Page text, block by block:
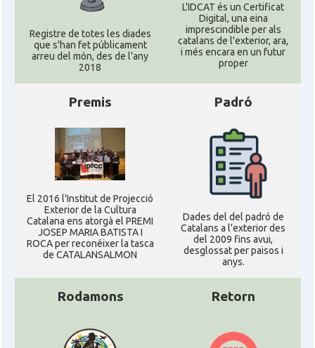
Registre de totes les diades
que s'han fet públicament
arreu del món, des de l'any
2018
L'IDCAT és un Certificat
Digital, una eina
imprescindible per als
catalans de l'exterior, ara,
i més encara en un futur
proper
Premis
El 2016 l'Institut de Projecció
Exterior de la Cultura
Catalana ens atorgà el PREMI
JOSEP MARIA BATISTA I
ROCA per reconéixer la tasca
de CATALANSALMON
Padró
Dades del del padró de
Catalans a l'exterior des
del 2009 fins avui,
desglossat per paisos i
anys.
Rodamons Retorn